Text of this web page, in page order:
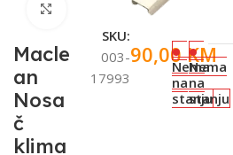
Click to enlarge
Macle
an
Nosa
č
klima
SKU:
003-
17993
90,00KM
Nema
na
stanju
Nema
na
stanju